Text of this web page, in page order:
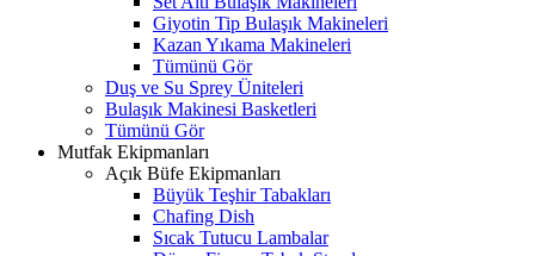
Giyotin Tip Bulaşık Makineleri
Kazan Yıkama Makineleri
Tümünü Gör
Duş ve Su Sprey Üniteleri
Bulaşık Makinesi Basketleri
Tümünü Gör
Mutfak Ekipmanları
Açık Büfe Ekipmanları
Büyük Teşhir Tabakları
Chafing Dish
Sıcak Tutucu Lambalar